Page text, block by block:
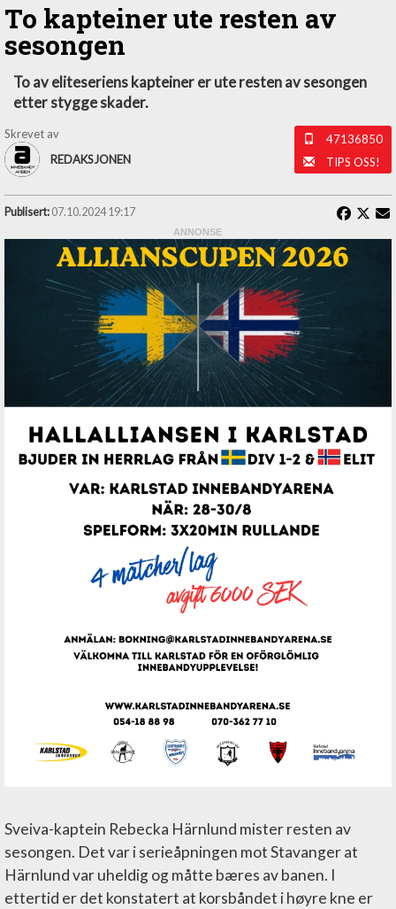
To kapteiner ute resten av
sesongen
To av eliteseriens kapteiner er ute resten av sesongen
etter stygge skader.
Skrevet av
REDAKSJONEN
47136850
TIPS OSS!
Publisert: 07.10.2024 19:17
Sveiva-kaptein Rebecka Härnlund mister resten av
sesongen. Det var i serieåpningen mot Stavanger at
Härnlund var uheldig og måtte bæres av banen. I
ettertid er det konstatert at korsbåndet i høyre kne er